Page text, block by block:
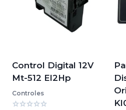
Control Digital 12V
Mt-512 El2Hp
Controles